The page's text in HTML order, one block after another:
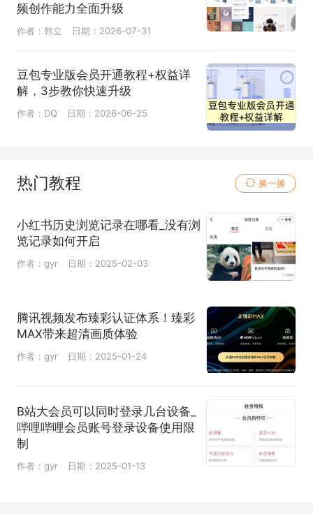
频创作能力全面升级
作者：韩立 日期：2026-07-31
豆包专业版会员开通教程+权益详
解，3步教你快速升级
作者：DQ 日期：2026-06-25
热门教程 换一换
小红书历史浏览记录在哪看_没有浏
览记录如何开启
作者：gyr 日期：2025-02-03
腾讯视频发布臻彩认证体系！臻彩
MAX带来超清画质体验
作者：gyr 日期：2025-01-24
B站大会员可以同时登录几台设备_
哔哩哔哩会员账号登录设备使用限
制
作者：gyr 日期：2025-01-13